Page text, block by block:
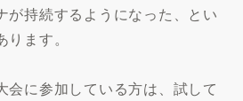
が持続するようになった、とい
ます。
会に参加している方は、試して